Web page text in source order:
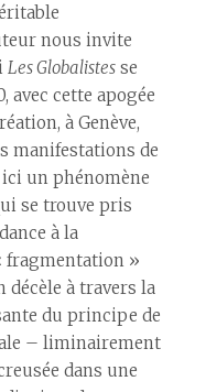
nous invite
Les Globalistes se
avec cette apogée
à Genève,
manifestations de
ici un phénomène
se trouve pris
à la
fragmentation »
décèle à travers la
du principe de
– liminairement
dans une